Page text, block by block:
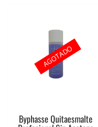
Byphasse Quitaesmalte
AGOTADO